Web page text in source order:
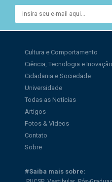
Cultura e Comportamento
Ciência, Tecnologia e Inovação
Cidadania e Sociedade
Universidade
Todas as Notícias
Artigos
Fotos & Vídeos
Contato
Sobre
#Saiba mais sobre: